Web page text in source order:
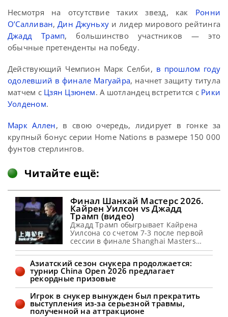
Несмотря на отсутствие таких звезд, как Ронни
О’Салливан,Дин Джуньху и лидер мирового рейтинга
Джадд Трамп, большинство участников — это
обычные претенденты на победу.
Действующий Чемпион Марк Селби, в прошлом году
одолевший в финале Магуайра, начнет защиту титула
матчем с Цзян Цзюнем. А шотландец встретится с Рики
Уолденом.
Марк Аллен, в свою очередь, лидирует в гонке за
крупный бонус серии Home Nations в размере 150 000
фунтов стерлингов.
Читайте ещё:
Финал Шанхай Мастерс 2026.
Кайрен Уилсон vs Джадд
Трамп (видео)
Джадд Трамп обыгрывает Кайрена
Уилсона со счетом 7-3 после первой
сессии в финале Shanghai Masters
2026 Кайрен Уилсон уступает Джадду
Трампу со счетом 3-7 после первой
сессии в финале Шанхай Мастерс
2026. Уилсон выиграл стартовый
фрейм и открыл счет 1-0. Затем
бристолец вышел вперед с
преимуществом 3-1 благодаря
брейкам в 73 и 62 очка. Воин
Азиатский сезон снукера продолжается:
турнир China Open 2026 предлагает
рекордные призовые
Игрок в снукер вынужден был прекратить
выступления из-за серьезной травмы,
полученной на аттракционе